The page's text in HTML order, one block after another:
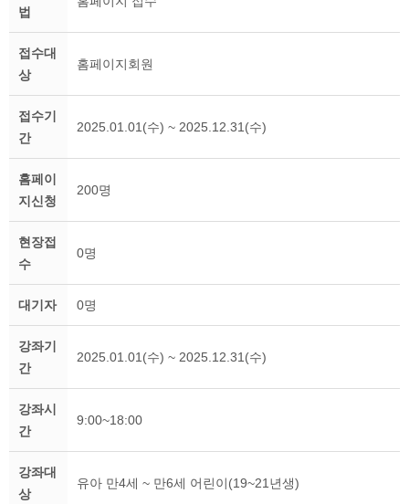
법
접수대
상
홈페이지회원
접수기
간
2025.01.01(수) ~ 2025.12.31(수)
홈페이
지신청
200명
현장접
수
0명
대기자 0명
강좌기
간
2025.01.01(수) ~ 2025.12.31(수)
강좌시
간
9:00~18:00
강좌대
상
유아 만4세 ~ 만6세 어린이(19~21년생)